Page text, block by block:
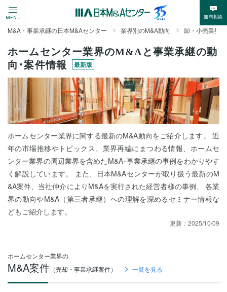
MENU 無料相談
M&A・事業承継の日本M&Aセンター 業界別のM&A動向 卸・小売業界
ホームセンター業界のM&Aと事業承継の動
向･案件情報
最新版
ホームセンター業界に関する最新のM&A動向をご紹介します。 近
年の市場推移やトピックス、業界再編にまつわる情報、ホームセ
ンター業界の周辺業界を含めたM&A･事業承継の事例をわかりやす
く解説しています。 また、日本M&Aセンターが取り扱う最新のM
&A案件、当社仲介によりM&Aを実行された経営者様の事例、 各業
界の動向やM&A（第三者承継）への理解を深めるセミナー情報な
どもご紹介します。
更新： 2025/10/09
ホームセンター業界の
M&A案件 （売却・事業承継案件） 一覧を見る